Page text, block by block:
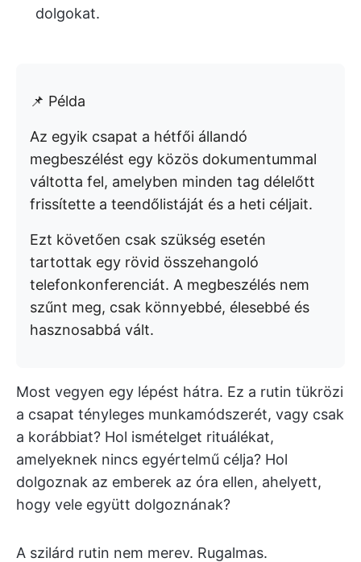
dolgokat.
📌 Példa
Az egyik csapat a hétfői állandó
megbeszélést egy közös dokumentummal
váltotta fel, amelyben minden tag délelőtt
frissítette a teendőlistáját és a heti céljait.
Ezt követően csak szükség esetén
tartottak egy rövid összehangoló
telefonkonferenciát. A megbeszélés nem
szűnt meg, csak könnyebbé, élesebbé és
hasznosabbá vált.
Most vegyen egy lépést hátra. Ez a rutin tükrözi
a csapat tényleges munkamódszerét, vagy csak
a korábbiat? Hol ismételget rituálékat,
amelyeknek nincs egyértelmű célja? Hol
dolgoznak az emberek az óra ellen, ahelyett,
hogy vele együtt dolgoznának?
A szilárd rutin nem merev. Rugalmas.